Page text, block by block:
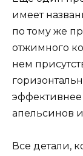
имеет
по тому же
отжимного
нем
эффективнее
апельсинов
Все детали,